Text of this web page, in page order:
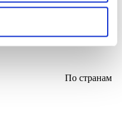
По странам